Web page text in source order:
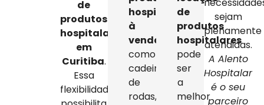
de
produtos
hospitalares
em
Curitiba.
Essa
flexibilidade
hospitalares
à
venda
como
cadeiras
de
rodas,
de
produtos
hospitalares
pode
ser
a
melhor
sejam
plenamente
atendidas.
A Alento
Hospitalar
é o seu
parceiro